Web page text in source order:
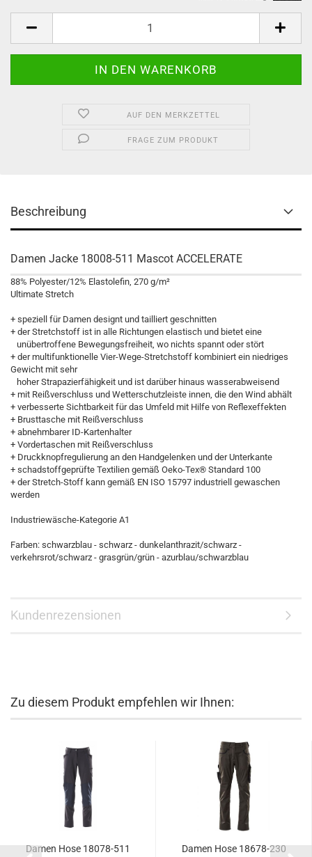
AUF DEN MERKZETTEL
FRAGE ZUM PRODUKT
Beschreibung
Damen Jacke 18008-511 Mascot ACCELERATE
88% Polyester/12% Elastolefin, 270 g/m²
Ultimate Stretch
+ speziell für Damen designt und tailliert geschnitten
+ der Stretchstoff ist in alle Richtungen elastisch und bietet eine
unübertroffene Bewegungsfreiheit, wo nichts spannt oder stört
+ der multifunktionelle Vier-Wege-Stretchstoff kombiniert ein niedriges
Gewicht mit sehr
hoher Strapazierfähigkeit und ist darüber hinaus wasserabweisend
+ mit Reißverschluss und Wetterschutzleiste innen, die den Wind abhält
+ verbesserte Sichtbarkeit für das Umfeld mit Hilfe von Reflexeffekten
+ Brusttasche mit Reißverschluss
+ abnehmbarer ID-Kartenhalter
+ Vordertaschen mit Reißverschluss
+ Druckknopfregulierung an den Handgelenken und der Unterkante
+ schadstoffgeprüfte Textilien gemäß Oeko-Tex® Standard 100
+ der Stretch-Stoff kann gemäß EN ISO 15797 industriell gewaschen
werden
Industriewäsche-Kategorie A1
Farben: schwarzblau - schwarz - dunkelanthrazit/schwarz -
verkehrsrot/schwarz - grasgrün/grün - azurblau/schwarzblau
Kundenrezensionen
Zu diesem Produkt empfehlen wir Ihnen:
Damen Hose 18078-511
Damen Hose 18678-230